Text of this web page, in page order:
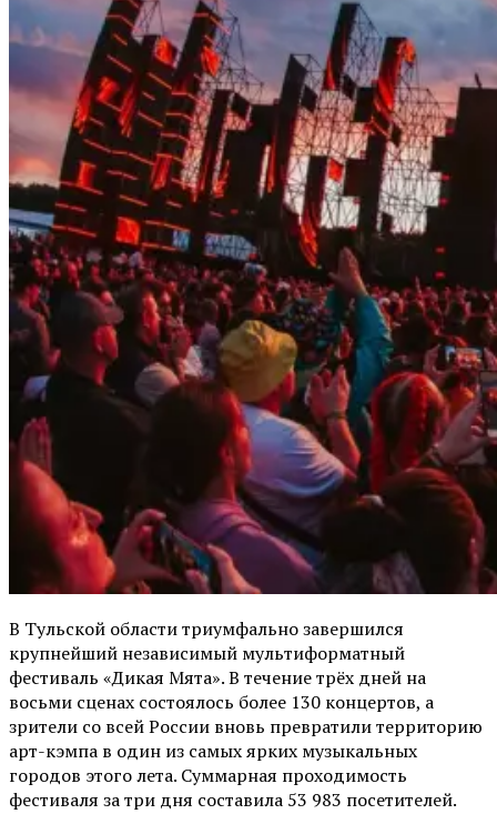
В Тульской области триумфально завершился
крупнейший независимый мультиформатный
фестиваль «Дикая Мята». В течение трёх дней на
восьми сценах состоялось более 130 концертов, а
зрители со всей России вновь превратили территорию
арт-кэмпа в один из самых ярких музыкальных
городов этого лета. Суммарная проходимость
фестиваля за три дня составила 53 983 посетителей.